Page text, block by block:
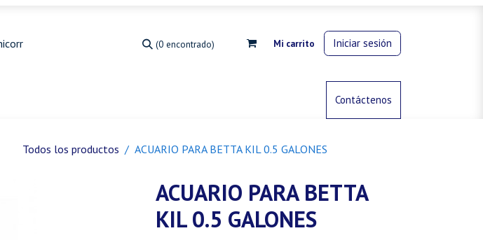
(0 encontrado) Mi carrito Iniciar sesión
Control de animalesContáctenos
Todos los productos ACUARIO PARA BETTA KIL 0.5 GALONES
ACUARIO PARA BETTA
KIL 0.5 GALONES